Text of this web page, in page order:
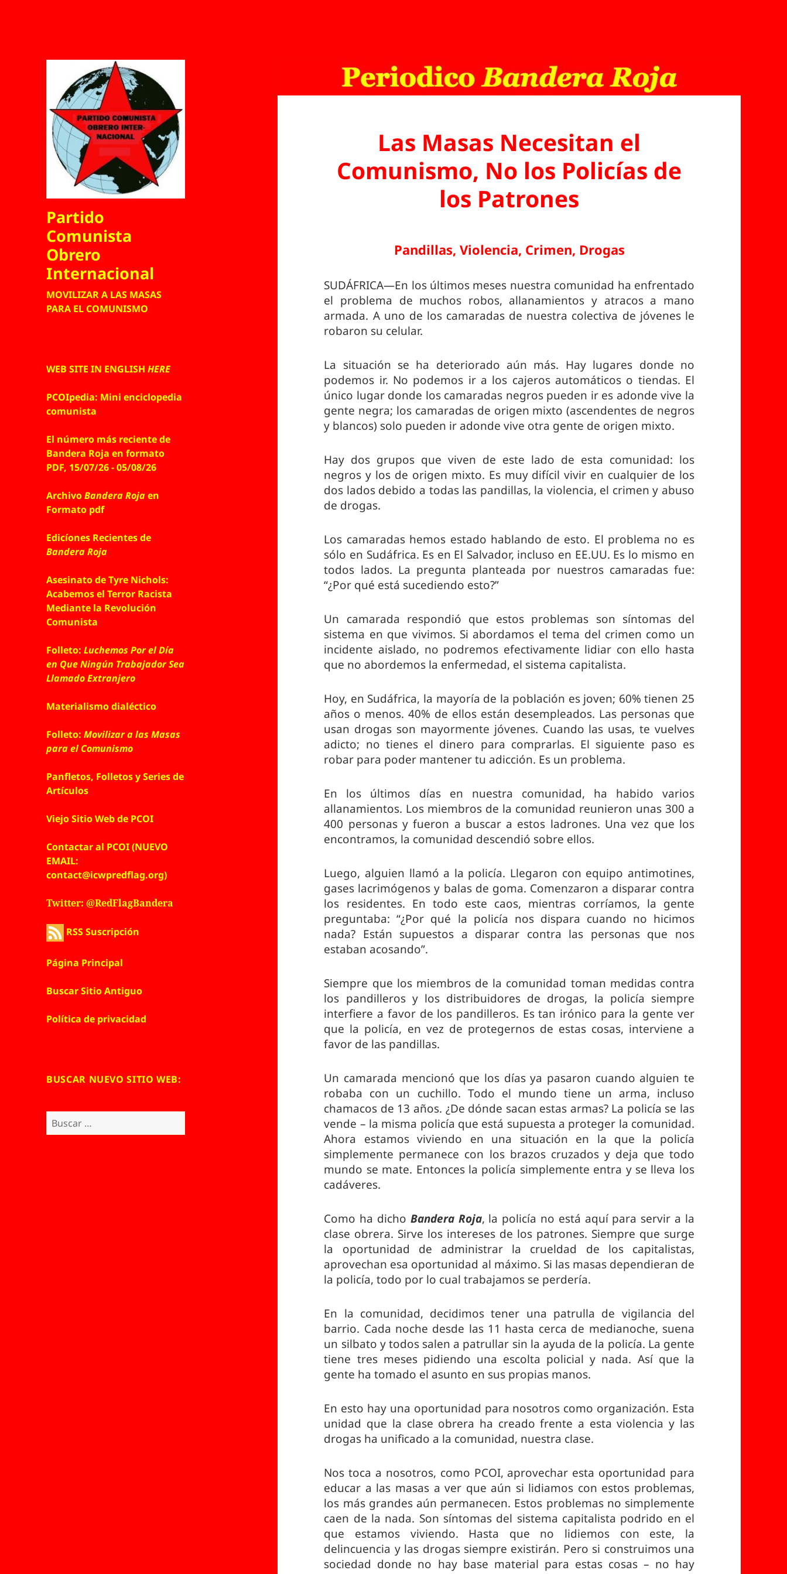
Partido
Comunista
Obrero
Internacional
MOVILIZAR A LAS MASAS
PARA EL COMUNISMO
WEB SITE IN ENGLISHHERE
PCOIpedia: Mini enciclopedia
comunista
El número más reciente de
Bandera Roja en formato
PDF, 15/07/26 - 05/08/26
ArchivoBandera Rojaen
Formato pdf
Edicíones Recientes de
Bandera Roja
Asesinato de Tyre Nichols:
Acabemos el Terror Racista
Mediante la Revolución
Comunista
Folleto:Luchemos Por el Día
en Que Ningún Trabajador Sea
Llamado Extranjero
Materialismo dialéctico
Folleto:Movilizar a las Masas
para el Comunismo
Panfletos, Folletos y Series de
Artículos
Viejo Sitio Web de PCOI
Contactar al PCOI (NUEVO
EMAIL:
contact@icwpredflag.org)
Twitter: @RedFlagBandera
RSS Suscripción
Página Principal
Buscar Sitio Antiguo
Política de privacidad
BUSCAR NUEVO SITIO WEB:
Las Masas Necesitan el
Comunismo, No los Policías de
los Patrones
Pandillas, Violencia, Crimen, Drogas
SUDÁFRICA—En los últimos meses nuestra comunidad ha enfrentado
el problema de muchos robos, allanamientos y atracos a mano
armada. A uno de los camaradas de nuestra colectiva de jóvenes le
robaron su celular.
La situación se ha deteriorado aún más. Hay lugares donde no
podemos ir. No podemos ir a los cajeros automáticos o tiendas. El
único lugar donde los camaradas negros pueden ir es adonde vive la
gente negra; los camaradas de origen mixto (ascendentes de negros
y blancos) solo pueden ir adonde vive otra gente de origen mixto.
Hay dos grupos que viven de este lado de esta comunidad: los
negros y los de origen mixto. Es muy difícil vivir en cualquier de los
dos lados debido a todas las pandillas, la violencia, el crimen y abuso
de drogas.
Los camaradas hemos estado hablando de esto. El problema no es
sólo en Sudáfrica. Es en El Salvador, incluso en EE.UU. Es lo mismo en
todos lados. La pregunta planteada por nuestros camaradas fue:
“¿Por qué está sucediendo esto?”
Un camarada respondió que estos problemas son síntomas del
sistema en que vivimos. Si abordamos el tema del crimen como un
incidente aislado, no podremos efectivamente lidiar con ello hasta
que no abordemos la enfermedad, el sistema capitalista.
Hoy, en Sudáfrica, la mayoría de la población es joven; 60% tienen 25
años o menos. 40% de ellos están desempleados. Las personas que
usan drogas son mayormente jóvenes. Cuando las usas, te vuelves
adicto; no tienes el dinero para comprarlas. El siguiente paso es
robar para poder mantener tu adicción. Es un problema.
En los últimos días en nuestra comunidad, ha habido varios
allanamientos. Los miembros de la comunidad reunieron unas 300 a
400 personas y fueron a buscar a estos ladrones. Una vez que los
encontramos, la comunidad descendió sobre ellos.
Luego, alguien llamó a la policía. Llegaron con equipo antimotines,
gases lacrimógenos y balas de goma. Comenzaron a disparar contra
los residentes. En todo este caos, mientras corríamos, la gente
preguntaba: “¿Por qué la policía nos dispara cuando no hicimos
nada? Están supuestos a disparar contra las personas que nos
estaban acosando”.
Siempre que los miembros de la comunidad toman medidas contra
los pandilleros y los distribuidores de drogas, la policía siempre
interfiere a favor de los pandilleros. Es tan irónico para la gente ver
que la policía, en vez de protegernos de estas cosas, interviene a
favor de las pandillas.
Un camarada mencionó que los días ya pasaron cuando alguien te
robaba con un cuchillo. Todo el mundo tiene un arma, incluso
chamacos de 13 años. ¿De dónde sacan estas armas? La policía se las
vende – la misma policía que está supuesta a proteger la comunidad.
Ahora estamos viviendo en una situación en la que la policía
simplemente permanece con los brazos cruzados y deja que todo
mundo se mate. Entonces la policía simplemente entra y se lleva los
cadáveres.
Como ha dicho Bandera Roja, la policía no está aquí para servir a la
clase obrera. Sirve los intereses de los patrones. Siempre que surge
la oportunidad de administrar la crueldad de los capitalistas,
aprovechan esa oportunidad al máximo. Si las masas dependieran de
la policía, todo por lo cual trabajamos se perdería.
En la comunidad, decidimos tener una patrulla de vigilancia del
barrio. Cada noche desde las 11 hasta cerca de medianoche, suena
un silbato y todos salen a patrullar sin la ayuda de la policía. La gente
tiene tres meses pidiendo una escolta policial y nada. Así que la
gente ha tomado el asunto en sus propias manos.
En esto hay una oportunidad para nosotros como organización. Esta
unidad que la clase obrera ha creado frente a esta violencia y las
drogas ha unificado a la comunidad, nuestra clase.
Nos toca a nosotros, como PCOI, aprovechar esta oportunidad para
educar a las masas a ver que aún si lidiamos con estos problemas,
los más grandes aún permanecen. Estos problemas no simplemente
caen de la nada. Son síntomas del sistema capitalista podrido en el
que estamos viviendo. Hasta que no lidiemos con este, la
delincuencia y las drogas siempre existirán. Pero si construimos una
sociedad donde no hay base material para estas cosas – no hay